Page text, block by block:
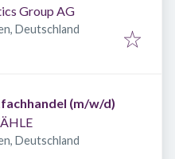
Group AG
Deutschland
(m/w/d)
Deutschland